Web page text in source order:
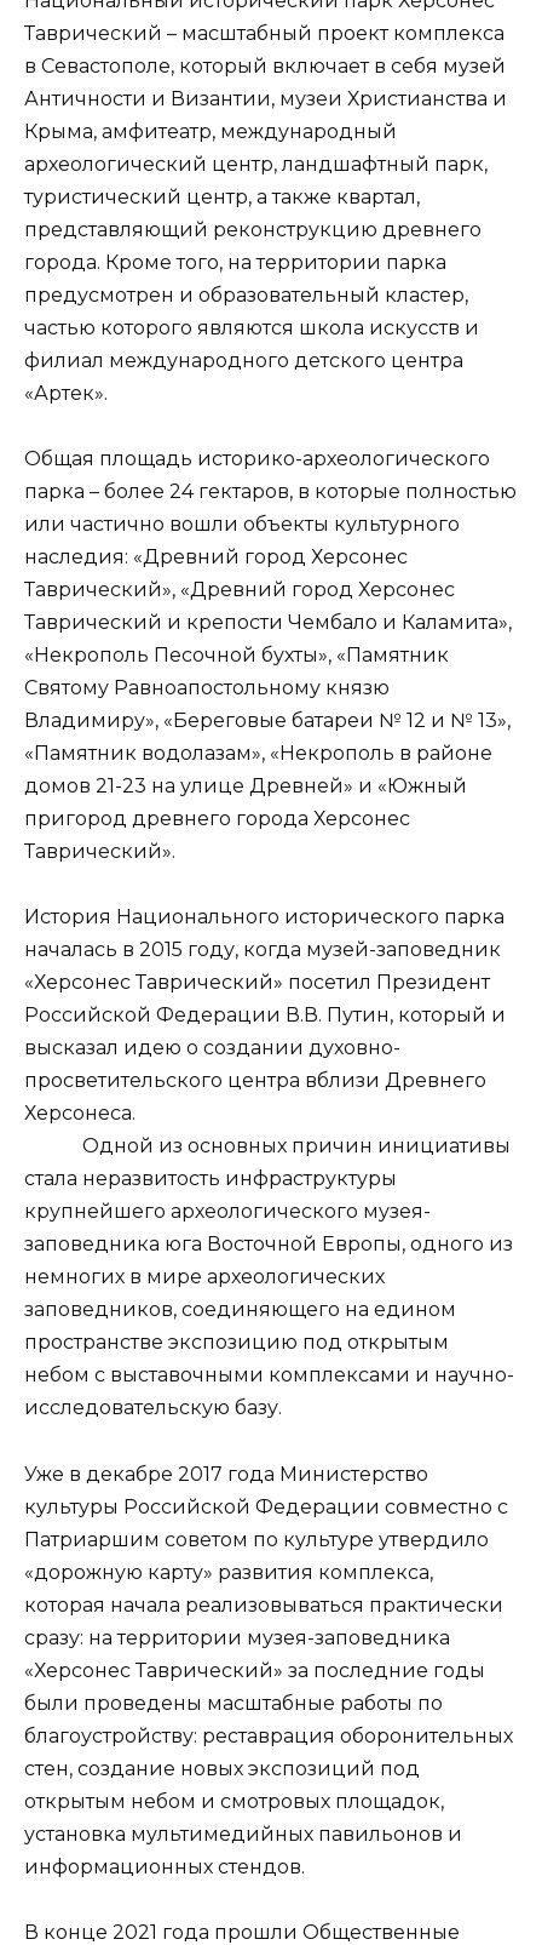
Таврический – масштабный проект комплекса
в Севастополе, который включает в себя музей
Античности и Византии, музеи Христианства и
Крыма, амфитеатр, международный
археологический центр, ландшафтный парк,
туристический центр, а также квартал,
представляющий реконструкцию древнего
города. Кроме того, на территории парка
предусмотрен и образовательный кластер,
частью которого являются школа искусств и
филиал международного детского центра
«Артек».
Общая площадь историко-археологического
парка – более 24 гектаров, в которые полностью
или частично вошли объекты культурного
наследия: «Древний город Херсонес
Таврический», «Древний город Херсонес
Таврический и крепости Чембало и Каламита»,
«Некрополь Песочной бухты», «Памятник
Святому Равноапостольному князю
Владимиру», «Береговые батареи № 12 и № 13»,
«Памятник водолазам», «Некрополь в районе
домов 21-23 на улице Древней» и «Южный
пригород древнего города Херсонес
Таврический».
История Национального исторического парка
началась в 2015 году, когда музей-заповедник
«Херсонес Таврический» посетил Президент
Российской Федерации В.В. Путин, который и
высказал идею о создании духовно-
просветительского центра вблизи Древнего
Херсонеса.
Одной из основных причин инициативы
стала неразвитость инфраструктуры
крупнейшего археологического музея-
заповедника юга Восточной Европы, одного из
немногих в мире археологических
заповедников, соединяющего на едином
пространстве экспозицию под открытым
небом с выставочными комплексами и научно-
исследовательскую базу.
Уже в декабре 2017 года Министерство
культуры Российской Федерации совместно с
Патриаршим советом по культуре утвердило
«дорожную карту» развития комплекса,
которая начала реализовываться практически
сразу: на территории музея-заповедника
«Херсонес Таврический» за последние годы
были проведены масштабные работы по
благоустройству: реставрация оборонительных
стен, создание новых экспозиций под
открытым небом и смотровых площадок,
установка мультимедийных павильонов и
информационных стендов.
В конце 2021 года прошли Общественные